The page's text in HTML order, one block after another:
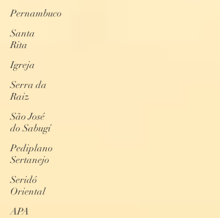
Pernambuco
Santa
Rita
Igreja
Serra da
Raiz
São José
do Sabugí
Pediplano
Sertanejo
Seridó
Oriental
APA